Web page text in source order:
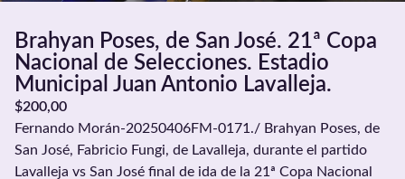
Brahyan Poses, de San José. 21ª Copa
Nacional de Selecciones. Estadio
Municipal Juan Antonio Lavalleja.
$200,00
Fernando Morán-20250406FM-0171./ Brahyan Poses, de
San José, Fabricio Fungi, de Lavalleja, durante el partido
Lavalleja vs San José final de ida de la 21ª Copa Nacional